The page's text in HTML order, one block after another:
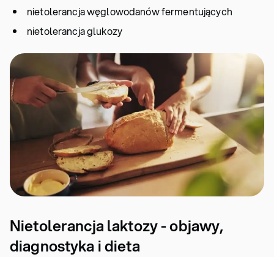
nietolerancja węglowodanów fermentujących
nietolerancja glukozy
Nietolerancja laktozy - objawy,
diagnostyka i dieta